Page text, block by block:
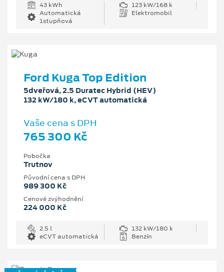
43 kWh
123 kW/168 k
Automatická
1stupňová
Elektromobil
Ford Kuga Top Edition
5dveřová, 2.5 Duratec Hybrid (HEV)
132 kW/180 k, eCVT automatická
Vaše cena s DPH
765 300 Kč
Pobočka
Trutnov
Původní cena s DPH
989 300 Kč
Cenové zvýhodnění
224 000 Kč
2.5 l
132 kW/180 k
eCVT automatická
Benzín